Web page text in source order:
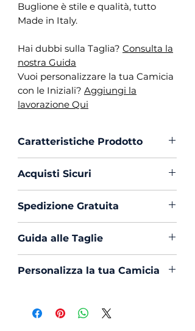
Buglione è stile e qualità, tutto
Made in Italy.
Hai dubbi sulla Taglia? Consulta la
nostra Guida
Vuoi personalizzare la tua Camicia
con le Iniziali? Aggiungi la
lavorazione Qui
Caratteristiche Prodotto
Collo : Napoletano
Polso :Tondo
Composizione :97% Cotone
3% Elastan
Mouche :Si
Produzione :100% Made in
Italy
Acquisti Sicuri
sicurezza con PayPal o Carta di
Creedito
Spedizione Gratuita
Gratuita
Guida alle Taglie
e Consulta la nostra Guida.
Personalizza la tua Camicia
le Iniziali, oppure, richiedere